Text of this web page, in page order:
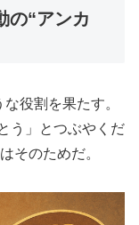
の“アンカ
役割を果たす。
う」とつぶやくだ
そのためだ。